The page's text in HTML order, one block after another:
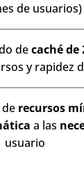
de usuarios)
decaché de
y rapidez
recursos
a las
usuario